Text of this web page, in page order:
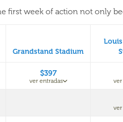
first week of action not only
Grandstand Stadium
$397
ver entradas ver
ver